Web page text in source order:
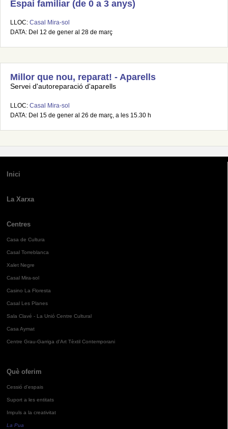
Espai familiar (de 0 a 3 anys)
LLOC: Casal Mira-sol
DATA: Del 12 de gener al 28 de març
Millor que nou, reparat! - Aparells
Servei d'autoreparació d'aparells
LLOC: Casal Mira-sol
DATA: Del 15 de gener al 26 de març, a les 15.30 h
Inici
La Xarxa
Centres
Casa de Cultura
Casal Torreblanca
Xalet Negre
Casal Mira-sol
Casino La Floresta
Casal Les Planes
Sala Clavé - La Unió Centre Cultural
Casa Aymat
Centre Grau-Garriga d'Art Tèxtil Contemporani
Què oferim
Cessió d'espais
Suport a les entitats
Impuls a la creativitat
La Pua